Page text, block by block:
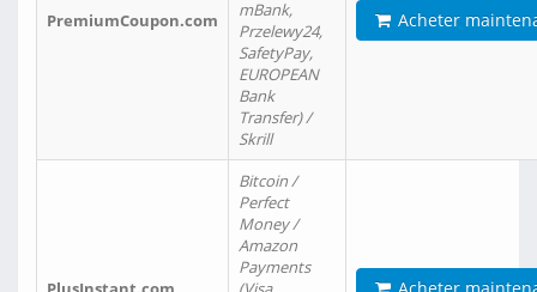
PremiumCoupon.com
mBank,
Przelewy24,
SafetyPay,
EUROPEAN
Bank
Transfer) /
Skrill
Acheter
Bitcoin /
Perfect
Money /
Amazon
Payments